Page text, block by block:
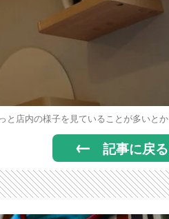
と店内の様子を見ていることが多いとか
記事に戻る